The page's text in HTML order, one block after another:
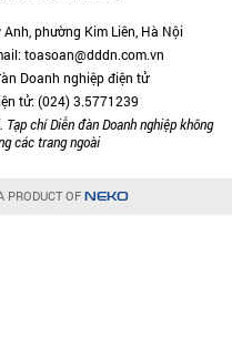
phường Kim Liên, Hà Nội
toasoan@dddn.com.vn
Doanh nghiệp điện tử
tử: (024) 3.5771239
chí Diễn đàn Doanh nghiệp không
các trang ngoài
PRODUCT OF NEKO